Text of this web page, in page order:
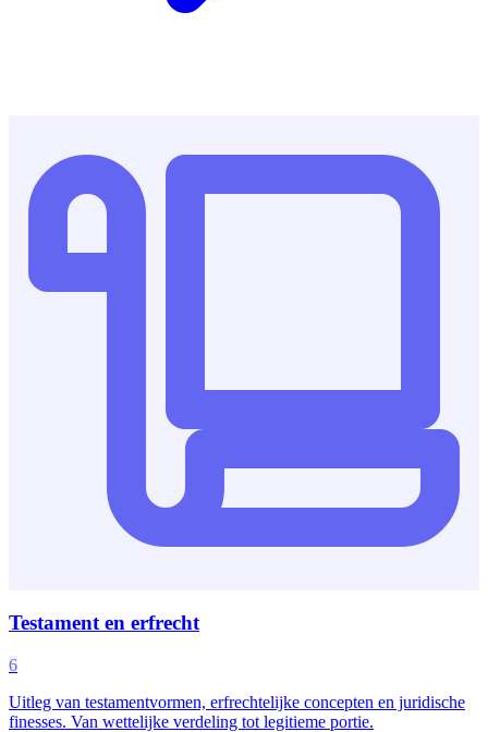
Testament en erfrecht
6
Uitleg van testamentvormen, erfrechtelijke concepten en juridische
finesses. Van wettelijke verdeling tot legitieme portie.